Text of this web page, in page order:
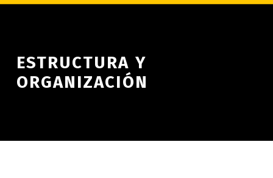
ESTRUCTURA Y
ORGANIZACIÓN